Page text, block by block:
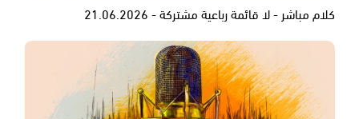
كلام مباشر - لا قائمة رباعية مشتركة - 21.06.2026